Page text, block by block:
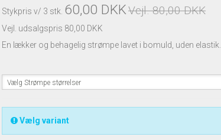
Stykpris v/ 3 stk. 60,00 DKKVejl. 80,00 DKK
Vejl. udsalgspris 80,00 DKK
En lækker og behagelig strømpe lavet i bomuld, uden elastik.
Vælg Strømpe størrelser
Vælg variant